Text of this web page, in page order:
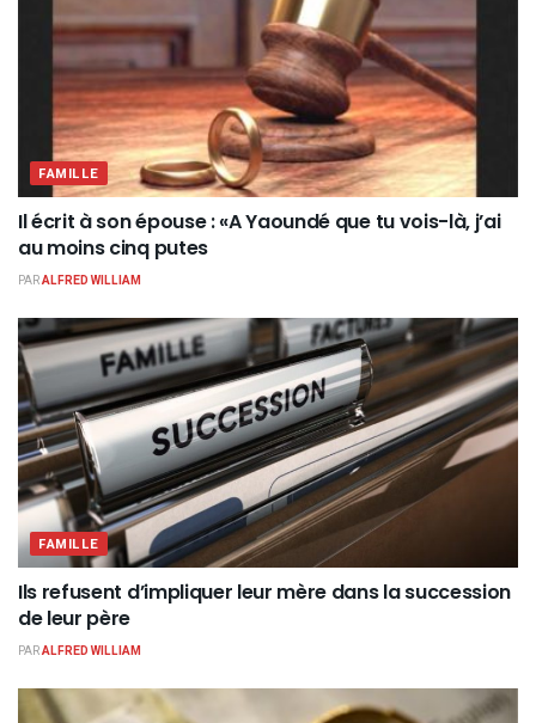
FAMILLE
Il écrit à son épouse : «A Yaoundé que tu vois-là, j’ai
au moins cinq putes
PARALFRED WILLIAM
FAMILLE
Ils refusent d’impliquer leur mère dans la succession
de leur père
PARALFRED WILLIAM